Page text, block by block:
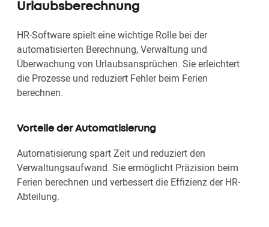
Urlaubsberechnung
HR-Software spielt eine wichtige Rolle bei der
automatisierten Berechnung, Verwaltung und
Überwachung von Urlaubsansprüchen. Sie erleichtert
die Prozesse und reduziert Fehler beim Ferien
berechnen.
Vorteile der Automatisierung
Automatisierung spart Zeit und reduziert den
Verwaltungsaufwand. Sie ermöglicht Präzision beim
Ferien berechnen und verbessert die Effizienz der HR-
Abteilung.